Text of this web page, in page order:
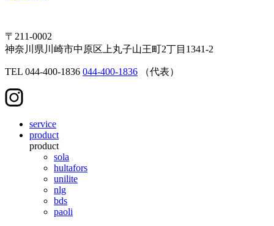
〒211-0002
神奈川県川崎市中原区上丸子山王町2丁目1341-2
TEL 044-400-1836 044-400-1836 （代表）
service
product
product
sola
hultafors
unilite
nlg
bds
paoli